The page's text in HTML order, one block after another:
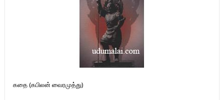
கதை (கபிலன் வைரமுத்து)